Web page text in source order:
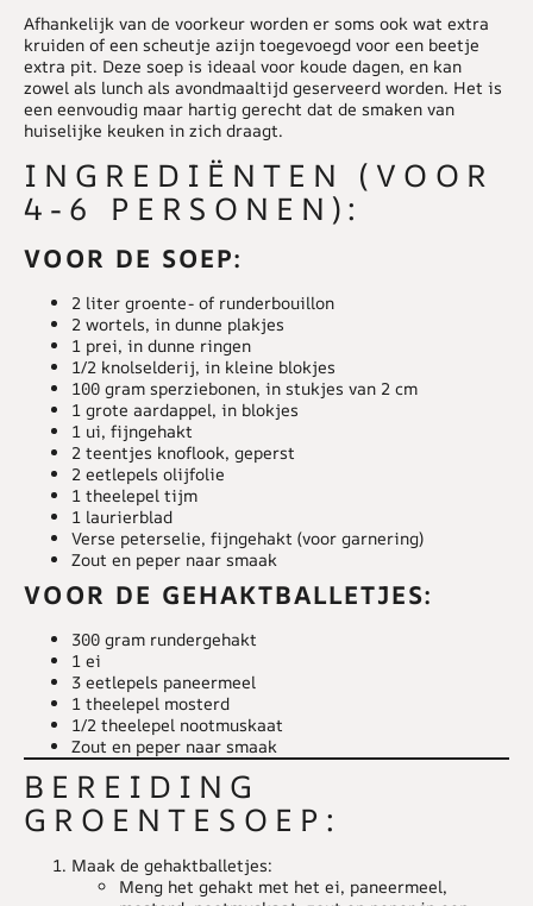
Afhankelijk van de voorkeur worden er soms ook wat extra
kruiden of een scheutje azijn toegevoegd voor een beetje
extra pit. Deze soep is ideaal voor koude dagen, en kan
zowel als lunch als avondmaaltijd geserveerd worden. Het is
een eenvoudig maar hartig gerecht dat de smaken van
huiselijke keuken in zich draagt.
INGREDIËNTEN (VOOR
4-6 PERSONEN):
VOOR DE SOEP:
2 liter groente- of runderbouillon
2 wortels, in dunne plakjes
1 prei, in dunne ringen
1/2 knolselderij, in kleine blokjes
100 gram sperziebonen, in stukjes van 2 cm
1 grote aardappel, in blokjes
1 ui, fijngehakt
2 teentjes knoflook, geperst
2 eetlepels olijfolie
1 theelepel tijm
1 laurierblad
Verse peterselie, fijngehakt (voor garnering)
Zout en peper naar smaak
VOOR DE GEHAKTBALLETJES:
300 gram rundergehakt
1 ei
3 eetlepels paneermeel
1 theelepel mosterd
1/2 theelepel nootmuskaat
Zout en peper naar smaak
BEREIDING
GROENTESOEP:
Maak de gehaktballetjes:
Meng het gehakt met het ei, paneermeel,